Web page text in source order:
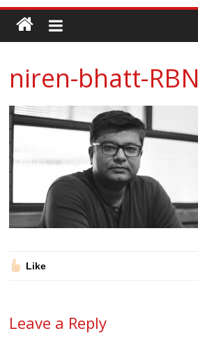
niren-bhatt-RBN
Like
Leave a Reply